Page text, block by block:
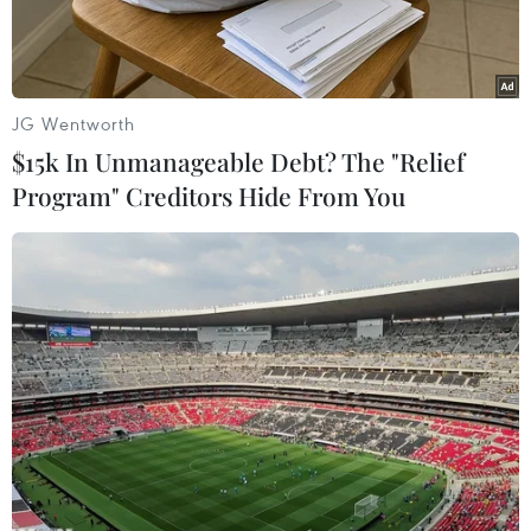
Pháp.
(Nguồn: tellerreport.com)
Ngày 10/6, Tổng thống Trump ám chỉ ông có thể
đưa ra hành động nhằm giải quyết những gì mà
ông cho là mất cân bằng thuế quan không công
bằng đối với rượu nhập khẩu và xuất khẩu với
Pháp.
JG Wentworth
$15k In Unmanageable Debt? The "Relief
Program" Creditors Hide From You